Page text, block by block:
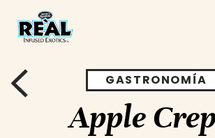
GASTRONOMÍA
Apple